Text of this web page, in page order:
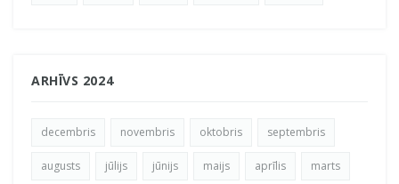
ARHĪVS 2024
decembris novembris oktobris septembris
augusts jūlijs jūnijs maijs aprīlis marts